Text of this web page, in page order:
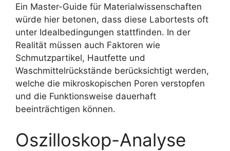
Ein Master-Guide für Materialwissenschaften
würde hier betonen, dass diese Labortests oft
unter Idealbedingungen stattfinden. In der
Realität müssen auch Faktoren wie
Schmutzpartikel, Hautfette und
Waschmittelrückstände berücksichtigt werden,
welche die mikroskopischen Poren verstopfen
und die Funktionsweise dauerhaft
beeinträchtigen können.
Oszilloskop-Analyse